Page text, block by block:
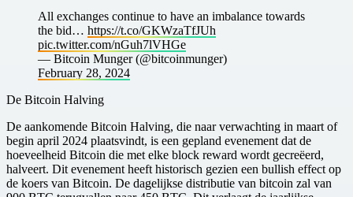
All exchanges continue to have an imbalance towards
the bid… https://t.co/GKWzaTfJUh
pic.twitter.com/nGuh7lVHGe
— Bitcoin Munger (@bitcoinmunger)
February 28, 2024
De Bitcoin Halving
De aankomende Bitcoin Halving, die naar verwachting in maart of
begin april 2024 plaatsvindt, is een gepland evenement dat de
hoeveelheid Bitcoin die met elke block reward wordt gecreëerd,
halveert. Dit evenement heeft historisch gezien een bullish effect op
de koers van Bitcoin. De dagelijkse distributie van bitcoin zal van